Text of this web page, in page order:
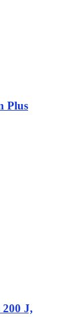
Plus
200 J,